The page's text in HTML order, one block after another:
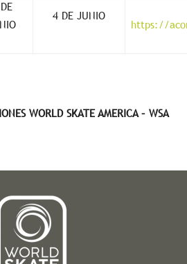
4 DE JUNIO
https://
WORLD SKATE AMERICA – WSA